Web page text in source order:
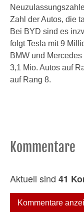
Zahl der Autos, die
Bei BYD sind es
folgt Tesla mit 9
BMW und
3,1 Mio. Autos auf
auf Rang 8.
Kommentare
Aktuell sind 41
Kommentare